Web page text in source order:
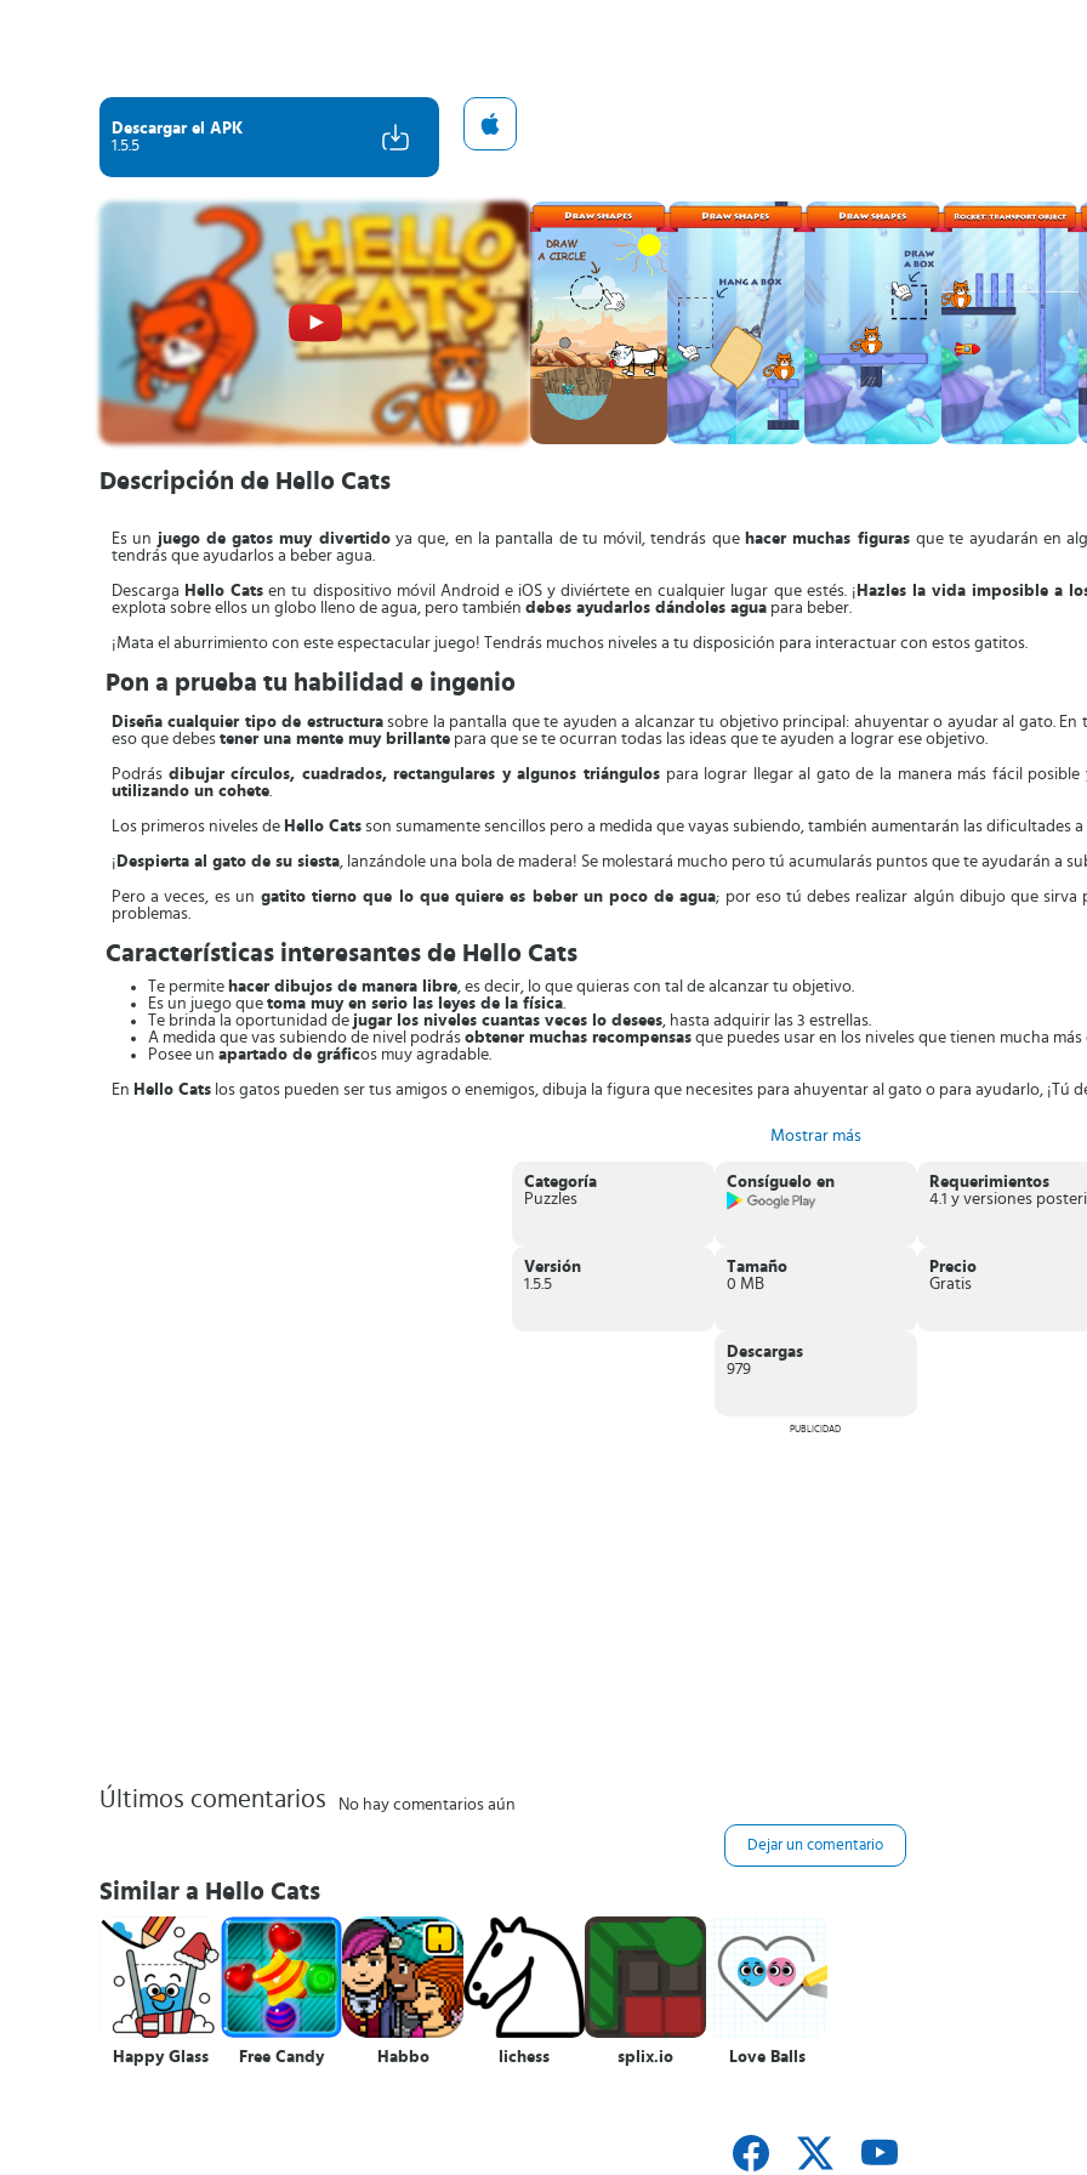
Descargar el APK
1.5.5
Descripción de Hello Cats
Es un juego de gatos muy divertidoya que, en la pantalla de tu móvil, tendrás que hacer muchas figuras que te ayudarán en
tendrás que ayudarlos a beber agua.
Descarga Hello Cats en tu dispositivo móvil Android e iOS y diviértete en cualquier lugar que estés. ¡ Hazles la vida imposible a
explota sobre ellos un globo lleno de agua, pero también debes ayudarlos dándoles agua para beber.
¡Mata el aburrimiento con este espectacular juego! Tendrás muchos niveles a tu disposición para interactuar con estos gatitos.
Pon a prueba tu habilidad e ingenio
Diseña cualquier tipo de estructurasobre la pantalla que te ayuden a alcanzar tu objetivo principal: ahuyentar o ayudar al gato. En
eso que debes tener una mente muy brillante para que se te ocurran todas las ideas que te ayuden a lograr ese objetivo.
Podrás dibujar círculos, cuadrados, rectangulares y algunos triángulos para lograr llegar al gato de la manera más fácil
utilizando un cohete.
Los primeros niveles de Hello Cats son sumamente sencillos pero a medida que vayas subiendo, también aumentarán las dificultades
¡ Despierta al gato de su siesta, lanzándole una bola de madera! Se molestará mucho pero tú acumularás puntos que te ayudarán a
Pero a veces, es un gatito tierno que lo que quiere es beber un poco de agua; por eso tú debes realizar algún dibujo que
problemas.
Características interesantes de Hello Cats
Te permite hacer dibujos de manera libre, es decir, lo que quieras con tal de alcanzar tu objetivo.
Es un juego que toma muy en serio las leyes de la física.
Te brinda la oportunidad de jugar los niveles cuantas veces lo desees, hasta adquirir las 3 estrellas.
A medida que vas subiendo de nivel podrás obtener muchas recompensas que puedes usar en los niveles que tienen mucha
Posee un apartado de gráficos muy agradable.
En Hello Cats los gatos pueden ser tus amigos o enemigos, dibuja la figura que necesites para ahuyentar al gato o para ayudarlo, ¡Tú
Mostrar más
Categoría
Puzzles
Consíguelo en
Requerimientos
Versión
1.5.5
Tamaño
0 MB
Precio
Gratis
Descargas
979
PUBLICIDAD
Últimos comentarios No hay comentarios aún
Dejar un comentario
Similar a Hello Cats
Happy Glass Free Candy Habbo lichess splix.io Love Balls